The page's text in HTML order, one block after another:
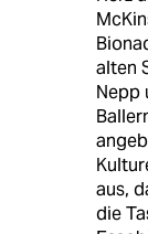
alten
Nepp
aus,
die